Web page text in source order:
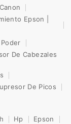
Epson |
De Cabezales
De Picos
Hp
Epson